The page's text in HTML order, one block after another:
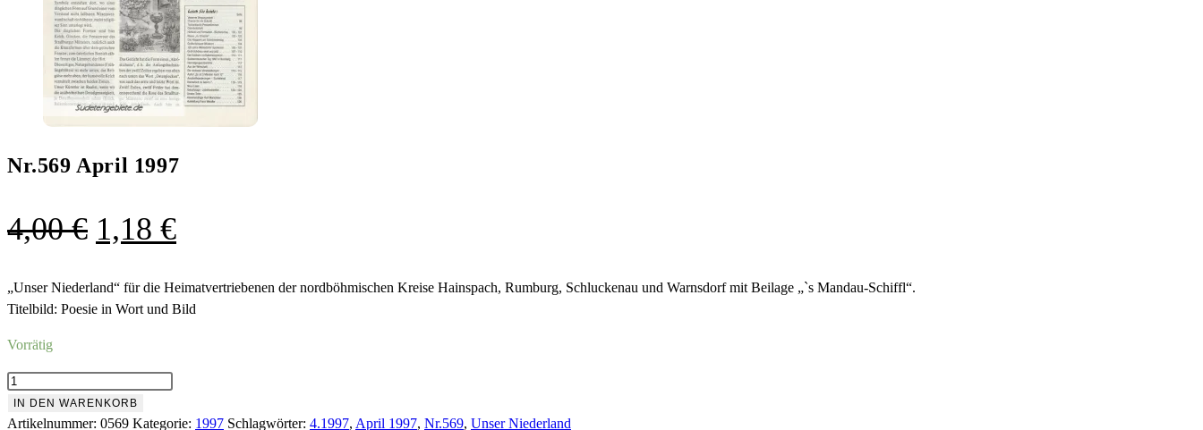
Nr.569 April 1997
4,00€ Ursprünglicher
war:
4,00 €
1,18 €Aktueller
ist:
1,18 €.
„Unser Niederland“ für die Heimatvertriebenen der nordböhmischen Kreise Hainspach, Rumburg, Schluckenau und Warnsdorf mit Beilage „`s Mandau-Schiffl“.
Titelbild: Poesie in Wort und Bild
Vorrätig
Nr.569
April
1997
IN DEN WARENKORB
Artikelnummer: 0569 Kategorie: 1997 Schlagwörter: 4.1997, April 1997, Nr.569, Unser Niederland